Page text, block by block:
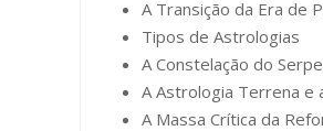
A Transição da Era de
Tipos de Astrologias
A Constelação do
A Astrologia Terrena e
A Massa Crítica da